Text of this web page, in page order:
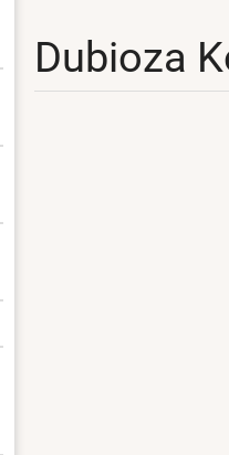
Dubioza